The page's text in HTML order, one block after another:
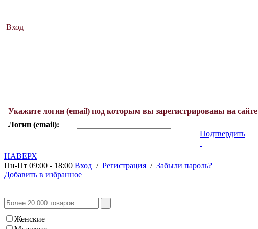
Вход
Укажите логин (email) под которым вы зарегистрированы на сайте
Логин (email):
Подтвердить
НАВЕРХ
Пн-Пт 09:00 - 18:00 Вход / Регистрация / Забыли пароль?
Добавить в избранное
Женские